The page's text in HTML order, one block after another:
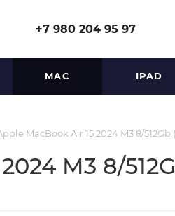
+7 980 204 95 97
MAC IPAD
MacBook Air 15 2024 M3 8/512Gb
M3 8/